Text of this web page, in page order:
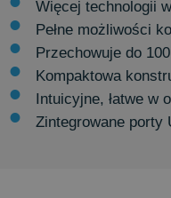
Więcej technologii
Pełne możliwości
Przechowuje do
Kompaktowa
Intuicyjne, łatwe w
Zintegrowane porty